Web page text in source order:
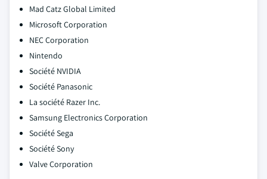
Mad Catz Global Limited
Microsoft Corporation
NEC Corporation
Nintendo
Société NVIDIA
Société Panasonic
La société Razer Inc.
Samsung Electronics Corporation
Société Sega
Société Sony
Valve Corporation